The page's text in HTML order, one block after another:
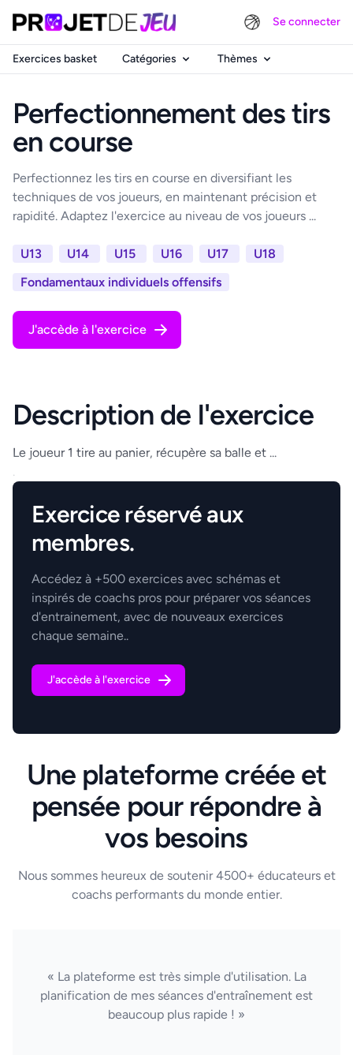
Se connecter
Exercices basket Catégories Thèmes
Perfectionnement des tirs
en course
Perfectionnez les tirs en course en diversifiant les
techniques de vos joueurs, en maintenant précision et
rapidité. Adaptez l'exercice au niveau de vos joueurs ...
U13 U14 U15 U16 U17
U18
Fondamentaux individuels offensifs
J'accède à l'exercice
Description de l'exercice
Le joueur 1 tire au panier, récupère sa balle et ...
.
Exercice réservé aux
membres.
Accédez à +500 exercices avec schémas et
inspirés de coachs pros pour préparer vos séances
d'entrainement, avec de nouveaux exercices
chaque semaine..
J'accède à l'exercice
Une plateforme créée et
pensée pour répondre à
vos besoins
Nous sommes heureux de soutenir 4500+ éducateurs et
coachs performants du monde entier.
« La plateforme est très simple d'utilisation. La
planification de mes séances d'entraînement est
beaucoup plus rapide ! »